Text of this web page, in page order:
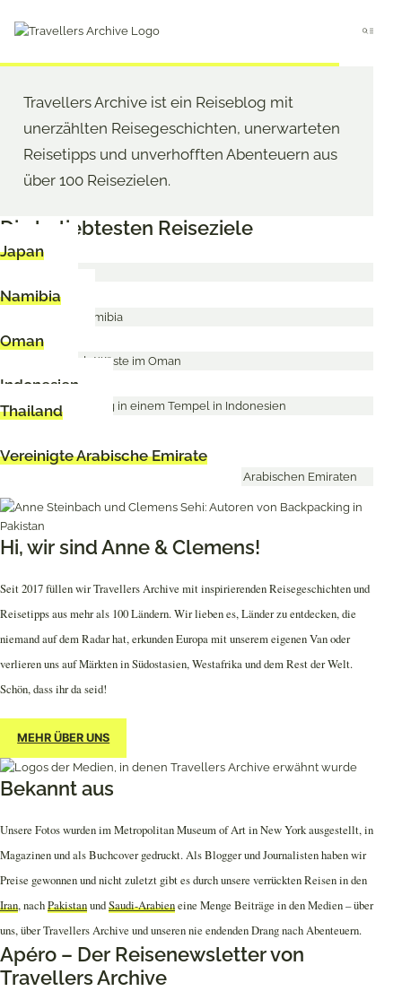
content
Menu
T
l
e
r
s
A
r
c
h
i
v
e
Travellers Archive ist ein Reiseblog mit
unerzählten Reisegeschichten, unerwarteten
Reisetipps und unverhofften Abenteuern aus
über 100 Reisezielen.
Die beliebtesten Reiseziele
Japan
Namibia
Oman
Indonesien
Thailand
Vereinigte Arabische Emirate
Hi, wir sind Anne & Clemens!
Seit 2017 füllen wir Travellers Archive mit inspirierenden Reisegeschichten und
Reisetipps aus mehr als 100 Ländern. Wir lieben es, Länder zu entdecken, die
niemand auf dem Radar hat, erkunden Europa mit unserem eigenen Van oder
verlieren uns auf Märkten in Südostasien, Westafrika und dem Rest der Welt.
Schön, dass ihr da seid!
MEHR ÜBER UNS
Bekannt aus
Unsere Fotos wurden im Metropolitan Museum of Art in New York ausgestellt, in
Magazinen und als Buchcover gedruckt. Als Blogger und Journalisten haben wir
Preise gewonnen und nicht zuletzt gibt es durch unsere verrückten Reisen in den
Iran, nachPakistanundSaudi-Arabieneine Menge Beiträge in den Medien – über
uns, über Travellers Archive und unseren nie endenden Drang nach Abenteuern.
Apéro – Der Reisenewsletter von
Travellers Archive